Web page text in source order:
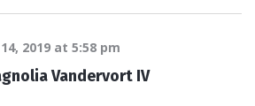
2019 at 5:58 pm
Vandervort IV